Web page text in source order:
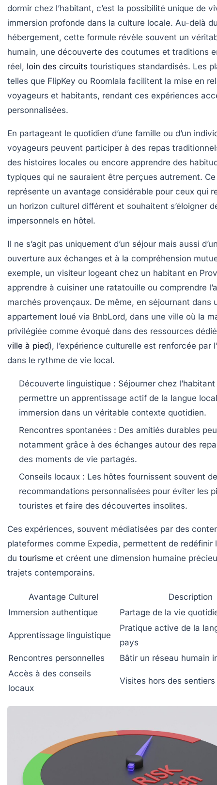
dormir chez l’habitant, c’est la possibilité unique de
immersion profonde dans la culture locale. Au-delà
hébergement, cette formule révèle souvent un
humain, une découverte des coutumes et traditions
réel, loin des circuits touristiques standardisés. Les
telles que FlipKey ou Roomlala facilitent la mise en
voyageurs et habitants, rendant ces expériences
personnalisées.
En partageant le quotidien d’une famille ou d’un
voyageurs peuvent participer à des repas
des histoires locales ou encore apprendre des
typiques qui ne sauraient être perçues autrement.
représente un avantage considérable pour ceux qui
un horizon culturel différent et souhaitent s’éloigner
impersonnels en hôtel.
Il ne s’agit pas uniquement d’un séjour mais aussi
ouverture aux échanges et à la compréhension
exemple, un visiteur logeant chez un habitant en
apprendre à cuisiner une ratatouille ou comprendre
marchés provençaux. De même, en séjournant dans
appartement loué via BnbLord, dans une ville où la
privilégiée comme évoqué dans des ressources
ville à pied), l’expérience culturelle est renforcée par
dans le rythme de vie local.
Découverte linguistique : Séjourner chez
permettre un apprentissage actif de la langue
immersion dans un véritable contexte quotidien.
Rencontres spontanées : Des amitiés durables
notamment grâce à des échanges autour des
des moments de vie partagés.
Conseils locaux : Les hôtes fournissent souvent
recommandations personnalisées pour éviter les
touristes et faire des découvertes insolites.
Ces expériences, souvent médiatisées par des
plateformes comme Expedia, permettent de redéfinir
du tourisme et créent une dimension humaine
trajets contemporains.
Avantage Culturel
Description
Immersion authentique
Partage de la vie
Apprentissage linguistique
Pratique active de la
pays
Rencontres personnelles
Bâtir un réseau humain
Accès à des conseils
locaux
Visites hors des